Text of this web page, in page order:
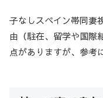
子なしスペイン帯同妻
由（駐在、留学や国際
点がありますが、参考